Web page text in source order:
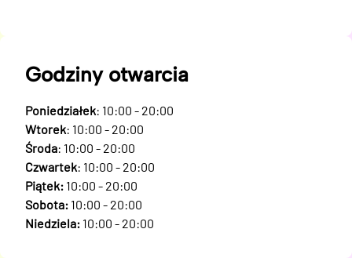
Godziny otwarcia
Poniedziałek: 10:00 - 20:00
Wtorek: 10:00 - 20:00
Środa: 10:00 - 20:00
Czwartek: 10:00 - 20:00
Piątek: 10:00 - 20:00
Sobota: 10:00 - 20:00
Niedziela: 10:00 - 20:00